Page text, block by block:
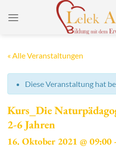
Inhalt
« Alle Veranstaltungen
Diese Veranstaltung hat
Kurs_Die
2-6 Jahren
16. Oktober 2021 @ 09:00